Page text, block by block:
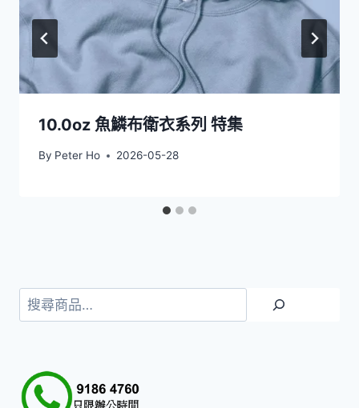
10.0oz 魚鱗布衛衣系列 特集
By Peter Ho 2026-05-28
搜
尋